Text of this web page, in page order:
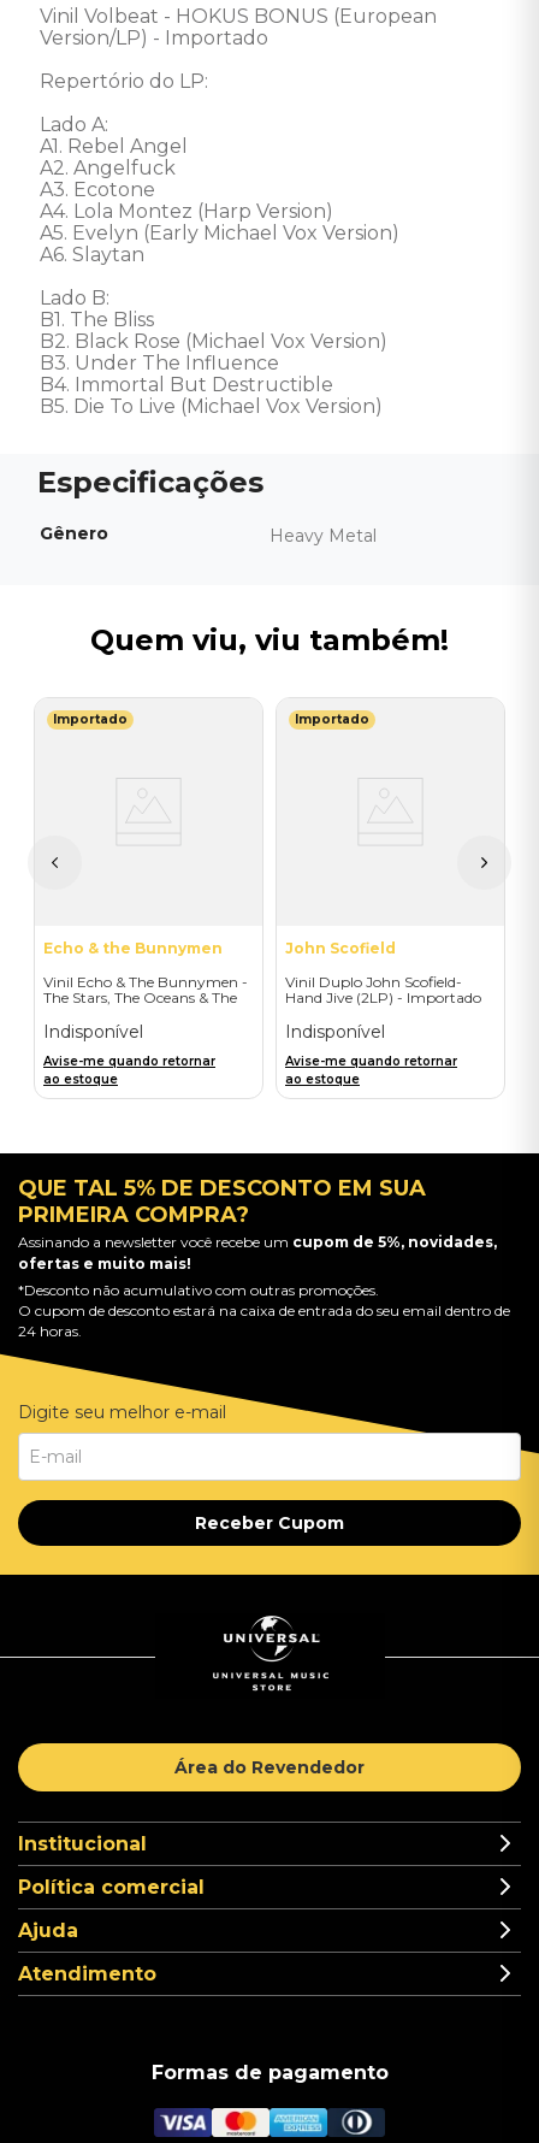
Vinil Volbeat - HOKUS BONUS (European
Version/LP) - Importado
Repertório do LP:
Lado A:
A1. Rebel Angel
A2. Angelfuck
A3. Ecotone
A4. Lola Montez (Harp Version)
A5. Evelyn (Early Michael Vox Version)
A6. Slaytan
Lado B:
B1. The Bliss
B2. Black Rose (Michael Vox Version)
B3. Under The Influence
B4. Immortal But Destructible
B5. Die To Live (Michael Vox Version)
Gênero Heavy Metal
Quem viu, viu também!
Importado
Echo & the Bunnymen
Vinil Echo & The Bunnymen -
The Stars, The Oceans & The
- Importado
Indisponível
Avise-me quando retornar
ao estoque
Importado
John Scofield
Vinil Duplo John Scofield-
Hand Jive (2LP) - Importado
Indisponível
Avise-me quando retornar
ao estoque
QUE TAL 5% DE DESCONTO EM SUA
PRIMEIRA COMPRA?
Assinando a newsletter você recebe um cupom de 5%, novidades,
ofertas e muito mais!
*Desconto não acumulativo com outras promoções.
O cupom de desconto estará na caixa de entrada do seu email dentro de
24 horas.
Digite seu melhor e-mail
Receber Cupom
Área do Revendedor
Institucional
Política comercial
Ajuda
Atendimento
Formas de pagamento